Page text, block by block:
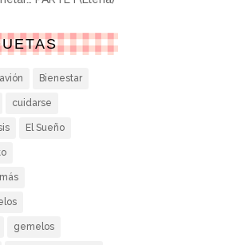
avión Bienestar
cuidarse
El Sueño
gemelos